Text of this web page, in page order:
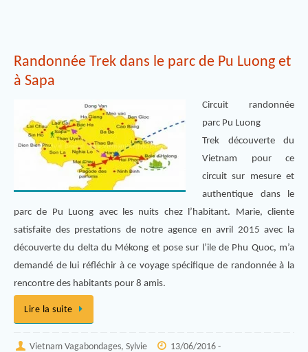
Randonnée Trek dans le parc de Pu Luong et
à Sapa
Circuit randonnée
parc Pu Luong
Trek découverte du
Vietnam pour ce
circuit sur mesure et
authentique dans le
parc de Pu Luong avec les nuits chez l’habitant. Marie, cliente
satisfaite des prestations de notre agence en avril 2015 avec la
découverte du delta du Mékong et pose sur l’ile de Phu Quoc, m’a
demandé de lui réfléchir à ce voyage spécifique de randonnée à la
rencontre des habitants pour 8 amis.
Lire la suite
Vietnam Vagabondages, Sylvie 13/06/2016 -